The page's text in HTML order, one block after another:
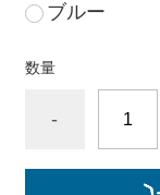
ブルー
数量
-